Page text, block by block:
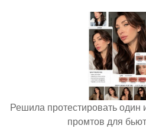
Решила протестировать
промтов для